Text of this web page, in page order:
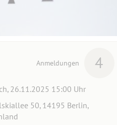
Anmeldungen 4
26.11.2025 15:00 Uhr
50, 14195 Berlin,